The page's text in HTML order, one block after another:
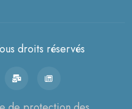
droits réservés